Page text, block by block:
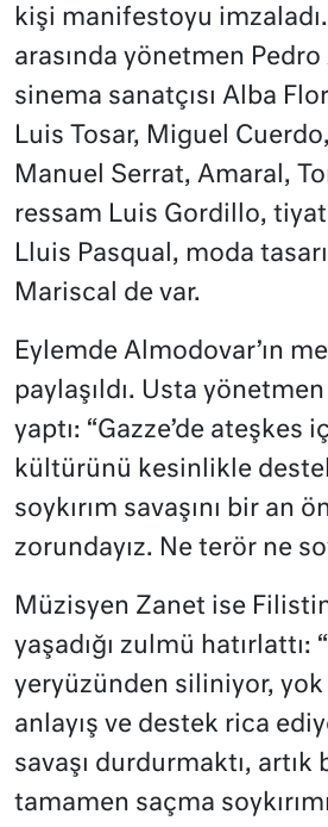
kişi manifestoyu
arasında yönetmen
sinema sanatçısı Alba
Luis Tosar, Miguel
Manuel Serrat, Amaral,
ressam Luis Gordillo,
Lluis Pasqual, moda
Mariscal de var.
Eylemde Almodovar’ın
paylaşıldı. Usta yönetmen
yaptı: “Gazze’de ateşkes
kültürünü kesinlikle
soykırım savaşını bir an
zorundayız. Ne terör ne
Müzisyen Zanet ise
yaşadığı zulmü hatırlattı:
yeryüzünden siliniyor,
anlayış ve destek rica
savaşı durdurmaktı, artık
tamamen saçma